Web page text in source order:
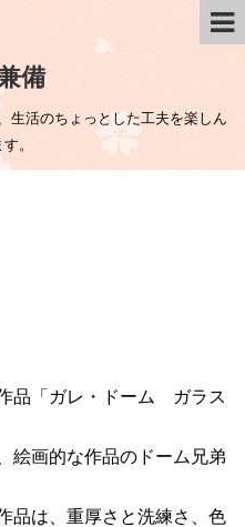
備
生活のちょっとした工夫を楽しん
。
品「ガレ・ドーム ガラス
絵画的な作品のドーム兄弟
品は、重厚さと洗練さ、色